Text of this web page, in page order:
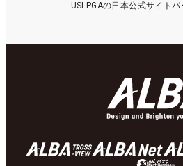
USLPGAの日本公式サイトパ